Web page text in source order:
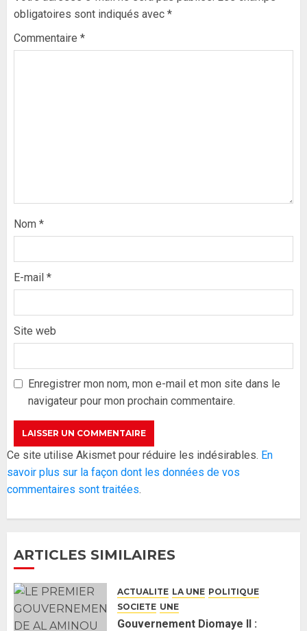
obligatoires sont indiqués avec *
Commentaire *
Nom *
E-mail *
Site web
Enregistrer mon nom, mon e-mail et mon site dans le
navigateur pour mon prochain commentaire.
Ce site utilise Akismet pour réduire les indésirables. En
savoir plus sur la façon dont les données de vos
commentaires sont traitées.
ARTICLES SIMILAIRES
ACTUALITE LA UNE POLITIQUE
SOCIETE UNE
Gouvernement Diomaye II :
Formation du nouveau
garde ses responsables
26 MAI 2026 0
4
Réintégration de Sonko à
l’Assemblée nationale : Adji
Mergane Kanouté défend la
5
J’espère me tromper »
26 MAI 2026